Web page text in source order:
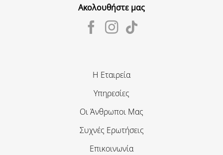
Ακολουθήστε μας
Η Εταιρεία
Υπηρεσίες
Οι Άνθρωποι Μας
Συχνές Ερωτήσεις
Επικοινωνία